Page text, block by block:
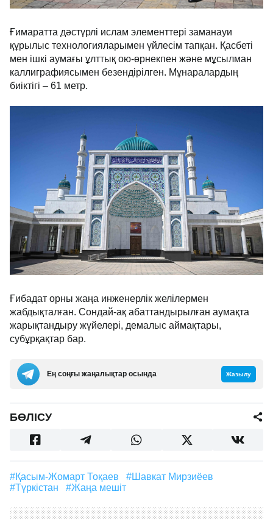
Ғимаратта дәстүрлі ислам элементтері заманауи
құрылыс технологияларымен үйлесім тапқан. Қасбеті
мен ішкі аумағы ұлттық ою-өрнекпен және мұсылман
каллиграфиясымен безендірілген. Мұнаралардың
биіктігі – 61 метр.
Ғибадат орны жаңа инженерлік желілермен
жабдықталған. Сондай-ақ абаттандырылған аумақта
жарықтандыру жүйелері, демалыс аймақтары,
субұрқақтар бар.
Ең соңғы жаңалықтар осында Жазылу
БӨЛІСУ
#Қасым-Жомарт Тоқаев
#Шавкат Мирзиёев
#Түркістан
#жаңа мешіт